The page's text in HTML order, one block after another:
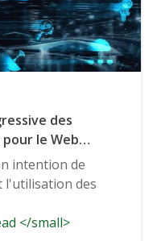
des
le Web
intention de
l'utilisation des
</small>